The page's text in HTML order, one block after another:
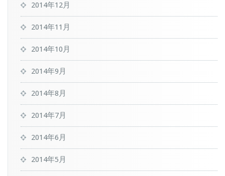
2014年12月
2014年11月
2014年10月
2014年9月
2014年8月
2014年7月
2014年6月
2014年5月